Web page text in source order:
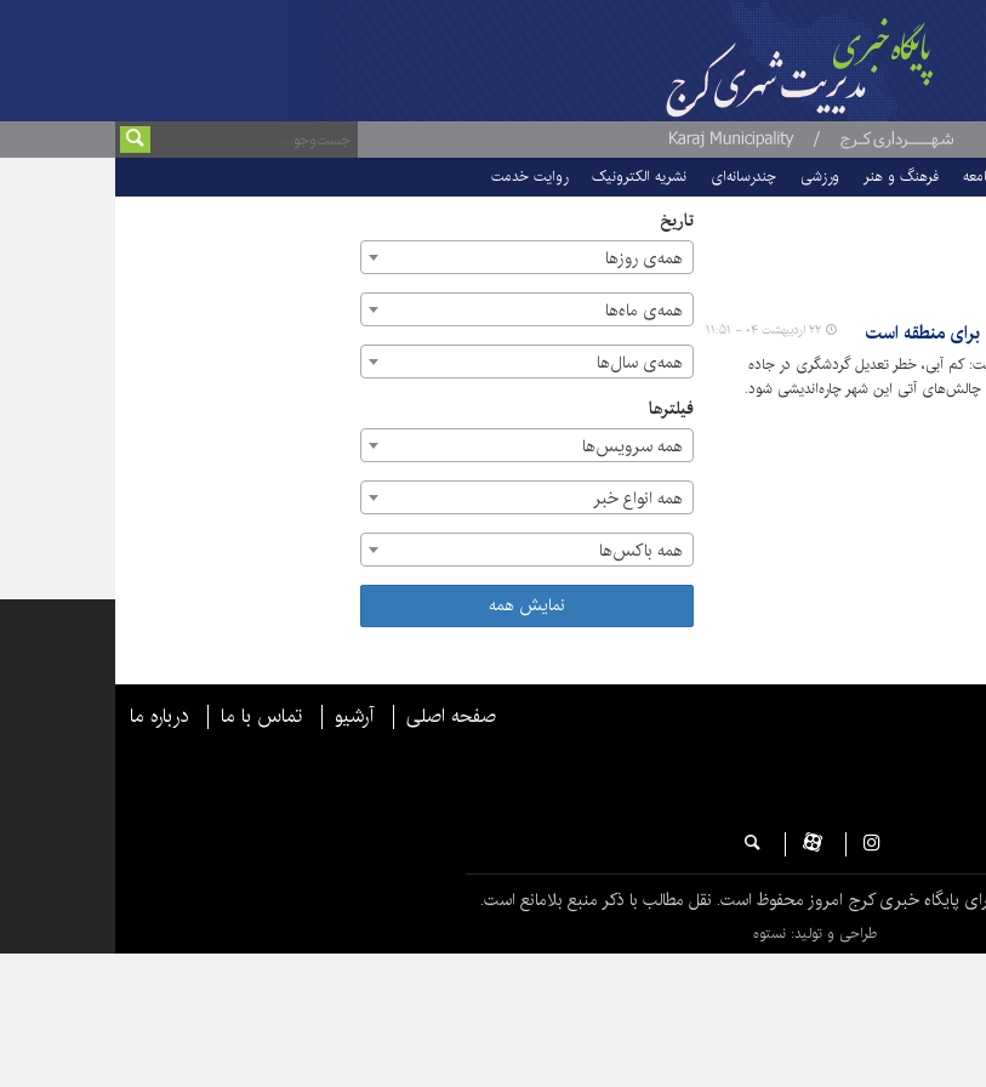
فرهنگ و هنر ورزشی چندرسانه‌ای نشریه الکترونیک روایت خدمت
منطقه است
کم آبی، خطر تعدیل گردشگری در جاده
آتی این شهر چاره‌اندیشی شود.
۲۲ اردیبهشت ۰۴ - ۱۱:۵۱
تاریخ
همه‌ی روزها
همه‌ی ماه‌ها
همه‌ی سال‌ها
فیلترها
همه سرویس‌ها
همه انواع خبر
همه باکس‌ها
نمایش همه
صفحه اصلی آرشیو تماس با ما درباره ما
پایگاه خبری کرج امروز محفوظ است. نقل مطالب با ذکر منبع بلامانع است.
طراحی و تولید: نستوه